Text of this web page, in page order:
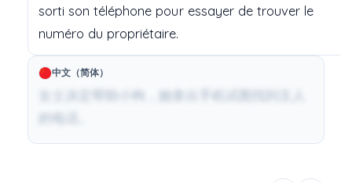
sorti son téléphone pour essayer de trouver le
numéro du propriétaire.
中文（简体）
女士决定帮助小狗，她拿出手机试图找到主人
的电话。